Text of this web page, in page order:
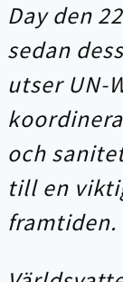
Day den
sedan
utser UN-
och
till en
framtiden.